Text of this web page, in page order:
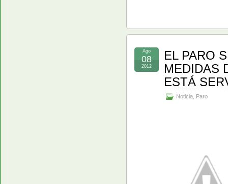
EL PARO
MEDIDAS
ESTÁ
Noticia Paro
Ago
08
2012